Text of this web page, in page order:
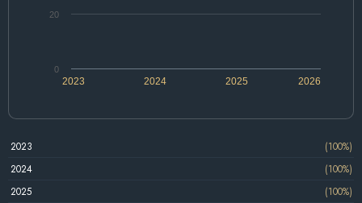
2024 2026
2023 2025
0
20
2023
(100%)
2024
(100%)
2025
(100%)